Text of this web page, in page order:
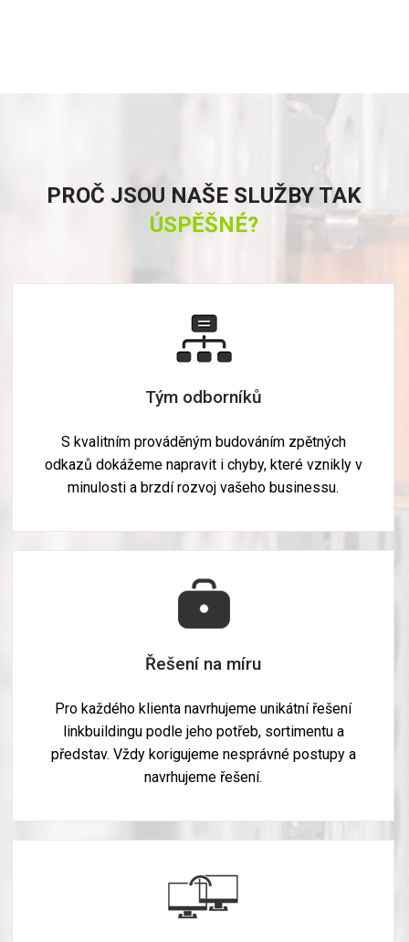
PROČ JSOU NAŠE SLUŽBY TAK
ÚSPĚŠNÉ?
Tým odborníků
S kvalitním prováděným budováním zpětných
odkazů dokážeme napravit i chyby, které vznikly v
minulosti a brzdí rozvoj vašeho businessu.
Řešení na míru
Pro každého klienta navrhujeme unikátní řešení
linkbuildingu podle jeho potřeb, sortimentu a
představ. Vždy korigujeme nesprávné postupy a
navrhujeme řešení.